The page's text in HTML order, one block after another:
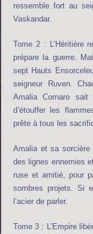
ressemble fort au
Vaskandar.
Tome 2 : L’Héritière
prépare la guerre.
sept Hauts
seigneur Ruven.
Amalia Cornaro
d’étouffer les
prête à tous les
Amalia et sa sorcière
des lignes ennemies
ruse et amitié, pour
sombres projets. Si
l’acier de parler.
Tome 3 : L’Empire